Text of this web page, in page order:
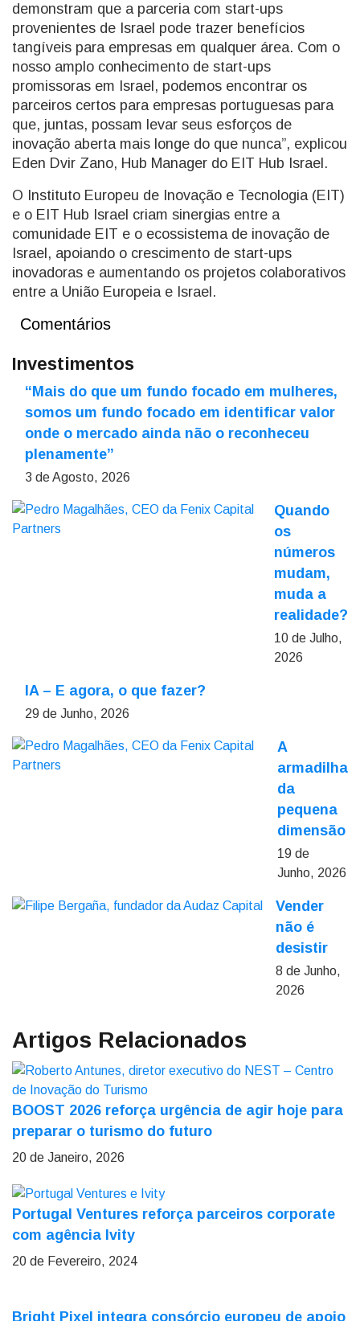
demonstram que a parceria com start-ups
provenientes de Israel pode trazer benefícios
tangíveis para empresas em qualquer área. Com o
nosso amplo conhecimento de start-ups
promissoras em Israel, podemos encontrar os
parceiros certos para empresas portuguesas para
que, juntas, possam levar seus esforços de
inovação aberta mais longe do que nunca”, explicou
Eden Dvir Zano, Hub Manager do EIT Hub Israel.
O Instituto Europeu de Inovação e Tecnologia (EIT)
e o EIT Hub Israel criam sinergias entre a
comunidade EIT e o ecossistema de inovação de
Israel, apoiando o crescimento de start-ups
inovadoras e aumentando os projetos colaborativos
entre a União Europeia e Israel.
Comentários
Investimentos
“Mais do que um fundo focado em mulheres,
somos um fundo focado em identificar valor
onde o mercado ainda não o reconheceu
plenamente”
3 de Agosto, 2026
Quando
os
números
mudam,
muda a
realidade?
10 de Julho,
2026
IA – E agora, o que fazer?
29 de Junho, 2026
A
armadilha
da
pequena
dimensão
19 de
Junho, 2026
Vender
não é
desistir
8 de Junho,
2026
Artigos Relacionados
BOOST 2026 reforça urgência de agir hoje para
preparar o turismo do futuro
20 de Janeiro, 2026
Portugal Ventures reforça parceiros corporate
com agência Ivity
20 de Fevereiro, 2024
Bright Pixel integra consórcio europeu de apoio